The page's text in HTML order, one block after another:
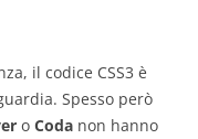
il codice CSS3 è
Spesso però
o Coda non hanno